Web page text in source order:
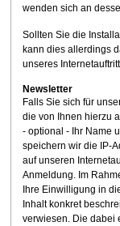
wenden sich an
Sollten Sie die
kann dies allerdings
unseres
Newsletter
Falls Sie sich für
die von Ihnen hierzu
- optional - Ihr Name
speichern wir die IP-
auf unseren
Anmeldung. Im
Ihre Einwilligung in
Inhalt konkret
verwiesen. Die dabei